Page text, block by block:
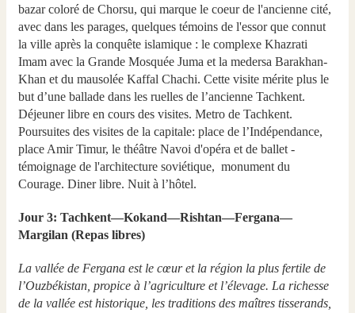
bazar coloré de Chorsu, qui marque le coeur de l'ancienne cité,
avec dans les parages, quelques témoins de l'essor que connut
la ville après la conquête islamique : le complexe Khazrati
Imam avec la Grande Mosquée Juma et la medersa Barakhan-
Khan et du mausolée Kaffal Chachi. Cette visite mérite plus le
but d’une ballade dans les ruelles de l’ancienne Tachkent.
Déjeuner libre en cours des visites. Metro de Tachkent.
Poursuites des visites de la capitale: place de l’Indépendance,
place Amir Timur, le théâtre Navoi d'opéra et de ballet -
témoignage de l'architecture soviétique, monument du
Courage. Diner libre. Nuit à l’hôtel.
Jour 3: Tachkent—Kokand—Rishtan—Fergana—
Margilan (Repas libres)
La vallée de Fergana est le cœur et la région la plus fertile de
l’Ouzbékistan, propice à l’agriculture et l’élevage. La richesse
de la vallée est historique, les traditions des maîtres tisserands,